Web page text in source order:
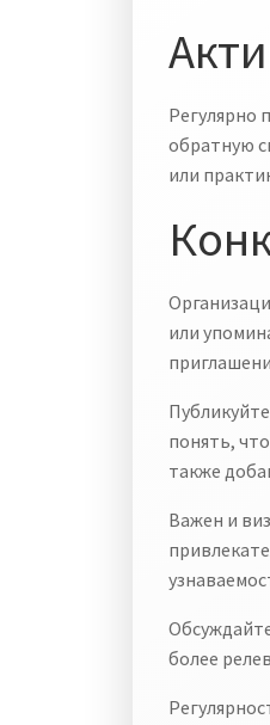
Регулярно
обратную
или
или
понять,
также
Важен и
более